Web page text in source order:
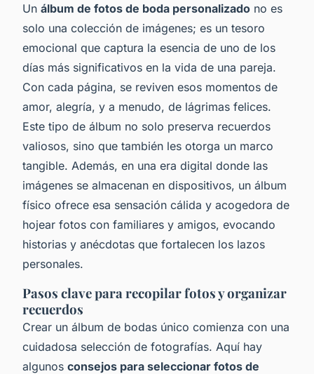
Un álbum de fotos de boda personalizado no es
solo una colección de imágenes; es un tesoro
emocional que captura la esencia de uno de los
días más significativos en la vida de una pareja.
Con cada página, se reviven esos momentos de
amor, alegría, y a menudo, de lágrimas felices.
Este tipo de álbum no solo preserva recuerdos
valiosos, sino que también les otorga un marco
tangible. Además, en una era digital donde las
imágenes se almacenan en dispositivos, un álbum
físico ofrece esa sensación cálida y acogedora de
hojear fotos con familiares y amigos, evocando
historias y anécdotas que fortalecen los lazos
personales.
Pasos clave para recopilar fotos y organizar
recuerdos
Crear un álbum de bodas único comienza con una
cuidadosa selección de fotografías. Aquí hay
algunos consejos para seleccionar fotos de